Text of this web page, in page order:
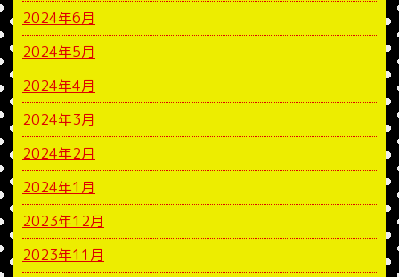
2024年6月
2024年5月
2024年4月
2024年3月
2024年2月
2024年1月
2023年12月
2023年11月